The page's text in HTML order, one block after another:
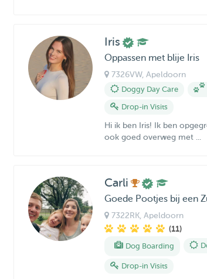
Iris
Oppassen met blije Iris
7326VW, Apeldoorn
Doggy Day Care
Drop-in Visits
Hi ik ben Iris! Ik ben
ook goed overweg met ...
Carli
Goede Pootjes bij een
7322RK , Apeldoorn
(11)
Dog Boarding
Drop-in Visits